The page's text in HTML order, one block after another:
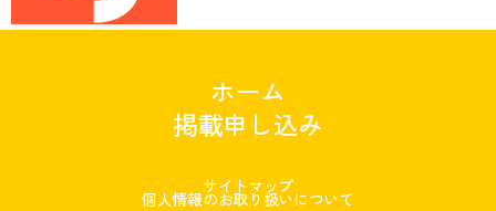
ホーム
掲載申し込み
サイトマップ
個人情報のお取り扱いについて